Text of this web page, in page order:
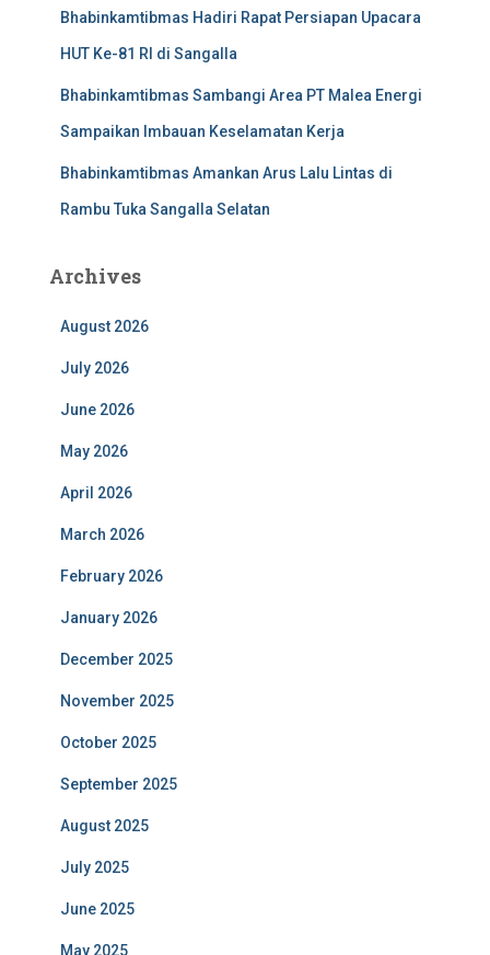
Bhabinkamtibmas Hadiri Rapat Persiapan Upacara
HUT Ke-81 RI di Sangalla
Bhabinkamtibmas Sambangi Area PT Malea Energi
Sampaikan Imbauan Keselamatan Kerja
Bhabinkamtibmas Amankan Arus Lalu Lintas di
Rambu Tuka Sangalla Selatan
Archives
August 2026
July 2026
June 2026
May 2026
April 2026
March 2026
February 2026
January 2026
December 2025
November 2025
October 2025
September 2025
August 2025
July 2025
June 2025
May 2025